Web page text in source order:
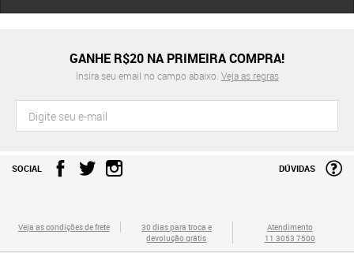
GANHE R$20 NA PRIMEIRA COMPRA!
Insira seu email no campo abaixo. Veja as regras
SOCIAL DÚVIDAS
Veja as condições de frete
30 dias para troca e
devolução grátis
Atendimento
11 3053 7500